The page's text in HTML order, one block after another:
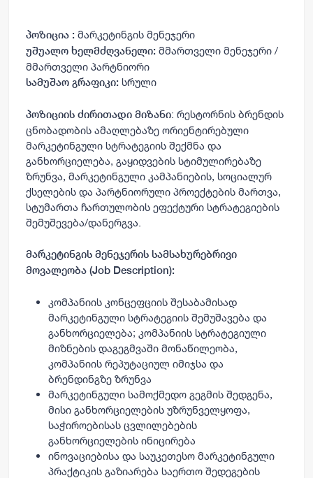
პოზიცია : მარკეტინგის მენეჯერი
უშუალო ხელმძღვანელი: მმართველი მენეჯერი /
მმართველი პარტნიორი
სამუშაო გრაფიკი: სრული
პოზიციის ძირითადი მიზანი: რესტორნის ბრენდის
ცნობადობის ამაღლებაზე ორიენტირებული
მარკეტინგული სტრატეგიის შექმნა და
განხორციელება, გაყიდვების სტიმულირებაზე
ზრუნვა, მარკეტინგული კამპანიების, სოციალურ
ქსელების და პარტნიორული პროექტების მართვა,
სტუმართა ჩართულობის ეფექტური სტრატეგიების
შემუშევება/დანერგვა.
მარკეტინგის მენეჯერის სამსახურებრივი
მოვალეობა (Job Description):
კომპანიის კონცეფციის შესაბამისად
მარკეტინგული სტრატეგიის შემუშავება და
განხორციელება; კომპანიის სტრატეგიული
მიზნების დაგეგმვაში მონაწილეობა,
კომპანიის რეპუტაციულ იმიჯსა და
ბრენდინგზე ზრუნვა
მარკეტინგული სამოქმედო გეგმის შედგენა,
მისი განხორციელების უზრუნველყოფა,
საჭიროებისას ცვლილებების
განხორციელების ინიცირება
ინოვაციებისა და საუკეთესო მარკეტინგული
პრაქტიკის გაზიარება საერთო შედეგების